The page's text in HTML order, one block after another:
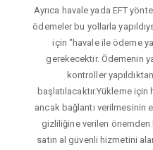
Ayrıca havale yada EFT
ödemeler bu yollarla
için "havale ile ödeme
gerekecektir. Ödemenin
kontroller
başlatılacaktır.Yükleme
ancak bağlantı verilmesinin
gizliliğine verilen önemden
satın al güvenli hizmetini